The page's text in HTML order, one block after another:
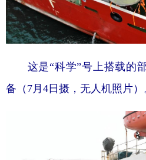
这是“科学”号上搭载的
备（7月4日摄，无人机照片